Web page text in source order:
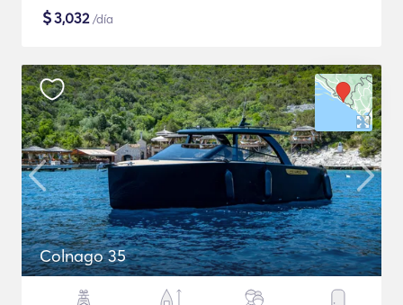
$3,032/día
Colnago 35